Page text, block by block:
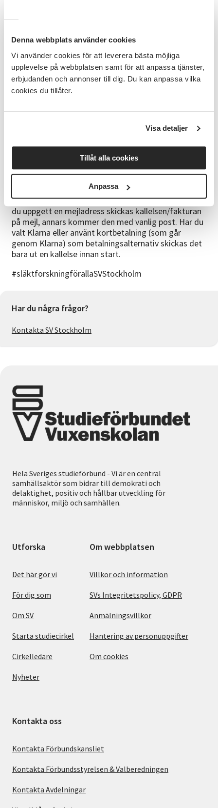
Denna webbplats använder cookies
Vi använder cookies för att leverera bästa möjliga
upplevelse på webbplatsen samt för att anpassa tjänster,
erbjudanden och annonser till dig. Du kan anpassa vilka
cookies du tillåter.
Visa detaljer
Tillåt alla cookies
Anpassa
handstilen.
Vi visar också en systematik i att tolka en text och
stiftar bekantskap med lite kyrkobokslatin.
Förkunskaper
Genomgått tidigare släktforskning grund eller
Ulf Berggren, släktforskare. Författare till bl aVad
Utvecklingsmöjligheter
För dig som vill gå vidare”Forska vidare med dator”
Vi skickar dig en kallelse/faktura före kursstart. Har
du uppgett en mejladress skickas kallelsen/fakturan
på mejl, annars kommer den med vanlig post. Har du
valt Klarna eller använt kortbetalning (som går
genom Klarna) som betalningsalternativ skickas det
bara ut en kallelse innan start.
#släktforskningförallaSVStockholm
Har du några frågor?
Kontakta SV Stockholm
Hela Sveriges studieförbund - Vi är en central
samhällsaktör som bidrar till demokrati och
delaktighet, positiv och hållbar utveckling för
människor, miljö och samhällen.
Utforska
Det här gör vi
För dig som
Om SV
Starta studiecirkel
Cirkelledare
Nyheter
Om webbplatsen
Villkor och information
SVs Integritetspolicy, GDPR
Anmälningsvillkor
Hantering av personuppgifter
Om cookies
Kontakta oss
Kontakta Förbundskansliet
Kontakta Förbundsstyrelsen & Valberedningen
Kontakta Avdelningar